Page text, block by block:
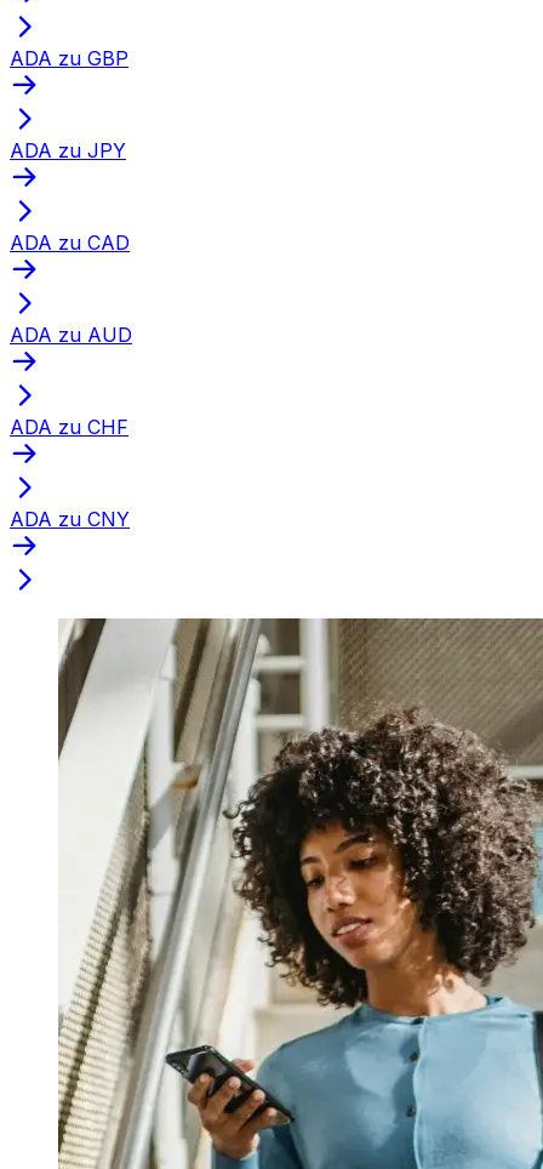
ADA zu GBP
ADA zu JPY
ADA zu CAD
ADA zu AUD
ADA zu CHF
ADA zu CNY